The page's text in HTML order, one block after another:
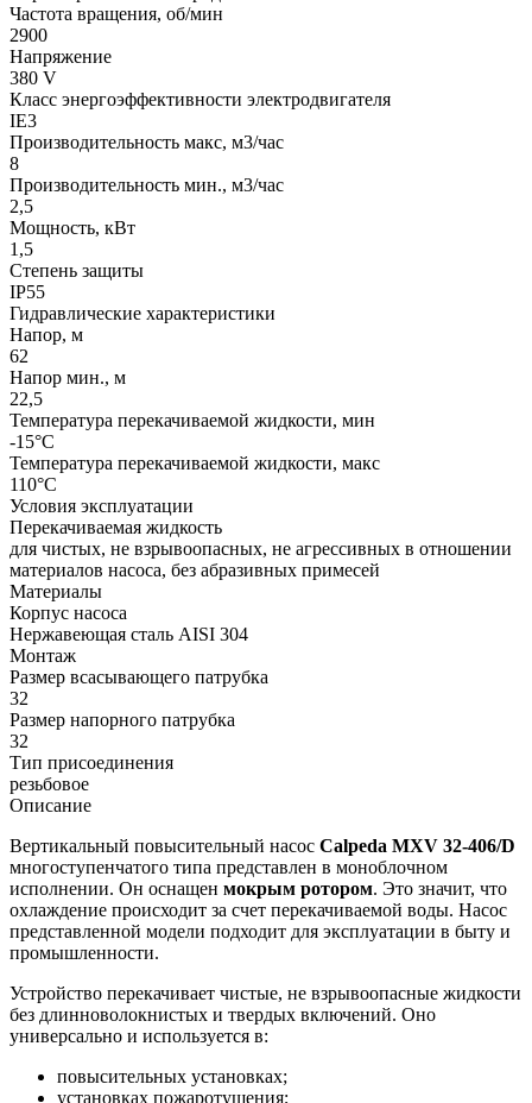
Частота вращения, об/мин
2900
Напряжение
380 V
Класс энергоэффективности электродвигателя
IE3
Производительность макс, м3/час
8
Производительность мин., м3/час
2,5
Мощность, кВт
1,5
Степень защиты
IP55
Гидравлические характеристики
Напор, м
62
Напор мин., м
22,5
Температура перекачиваемой жидкости, мин
-15°C
Температура перекачиваемой жидкости, макс
110°C
Условия эксплуатации
Перекачиваемая жидкость
для чистых, не взрывоопасных, не агрессивных в отношении
материалов насоса, без абразивных примесей
Материалы
Корпус насоса
Нержавеющая сталь AISI 304
Монтаж
Размер всасывающего патрубка
32
Размер напорного патрубка
32
Тип присоединения
резьбовое
Описание
Вертикальный повысительный насос Calpeda MXV 32-406/D
многоступенчатого типа представлен в моноблочном
исполнении. Он оснащен мокрым ротором. Это значит, что
охлаждение происходит за счет перекачиваемой воды. Насос
представленной модели подходит для эксплуатации в быту и
промышленности.
Устройство перекачивает чистые, не взрывоопасные жидкости
без длинноволокнистых и твердых включений. Оно
универсально и используется в:
повысительных установках;
установках пожаротушения;